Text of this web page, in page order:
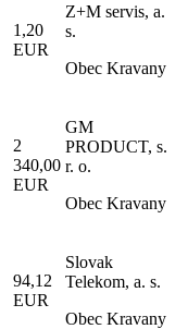
1,20
EUR
Z+M servis, a.
s.
Obec Kravany
2
340,00
EUR
GM
PRODUCT, s.
r. o.
Obec Kravany
94,12
EUR
Slovak
Telekom, a. s.
Obec Kravany